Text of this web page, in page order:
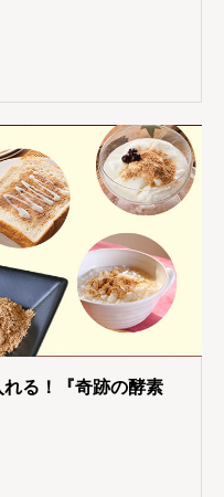
る！『奇跡の酵素